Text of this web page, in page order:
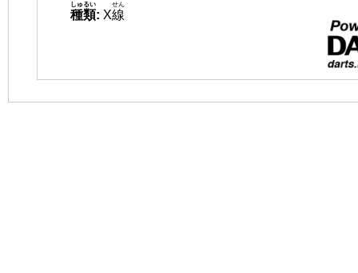
種類
しゅるい
: X線
せん